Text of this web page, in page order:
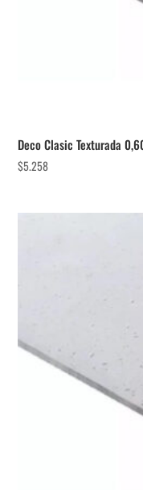
Deco Clasic Texturada
$5.258